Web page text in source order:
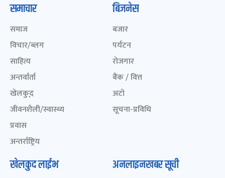
समाचार
समाज
विचार/ब्लग
साहित्य
अन्तर्वार्ता
खेलकुद़़
जीवनशैली/स्वास्थ्य
प्रवास
अन्तर्राष्ट्रिय
बिजनेस
बजार
पर्यटन
रोजगार
बैंक / वित्त
अटो
सूचना-प्रविधि
खेलकुद लाईभ अनलाइनखबर सूची